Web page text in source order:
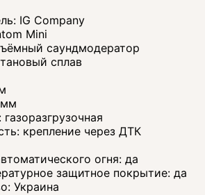
IG Company
Mini
саундмодератор
сплав
крепление через ДТК
огня: да
защитное покрытие: да
Украина